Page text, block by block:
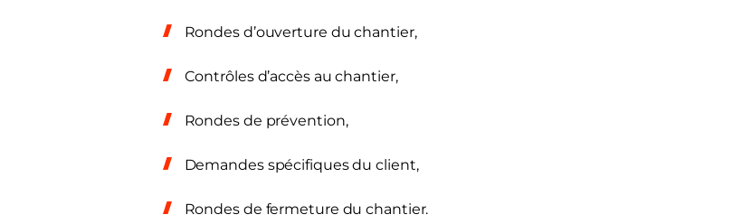
Rondes d’ouverture du chantier,
Contrôles d’accès au chantier,
Rondes de prévention,
Demandes spécifiques du client,
Rondes de fermeture du chantier.